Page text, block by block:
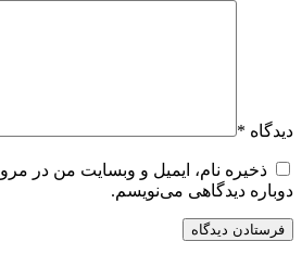
دیدگاه *
ذخیره نام، ایمیل و وبسایت من در
دوباره دیدگاهی می‌نویسم.